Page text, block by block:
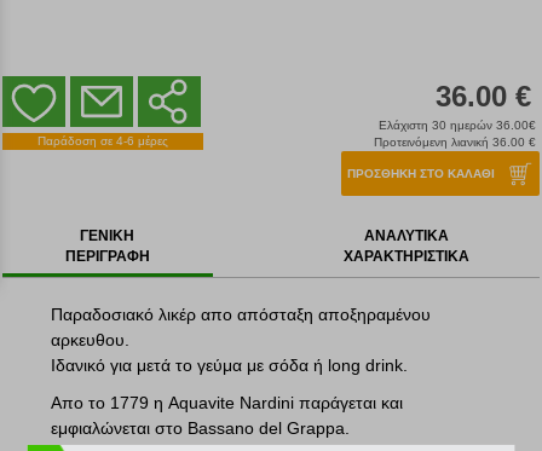
Παράδοση σε 4-6 μέρες
36.00 €
Ελάχιστη 30 ημερών 36.00€
Προτεινόμενη λιανική 36.00 €
ΠΡΟΣΘΗΚΗ ΣΤΟ ΚΑΛΑΘΙ
ΓΕΝΙΚΗ
ΠΕΡΙΓΡΑΦΗ
ΑΝΑΛΥΤΙΚΑ
ΧΑΡΑΚΤΗΡΙΣΤΙΚΑ
Παραδοσιακό λικέρ απο απόσταξη αποξηραμένου
αρκευθου.
Ιδανικό για μετά το γεύμα με σόδα ή long drink.
Απο το 1779 η Aquavite Nardini παράγεται και
εμφιαλώνεται στο Bassano del Grappa.